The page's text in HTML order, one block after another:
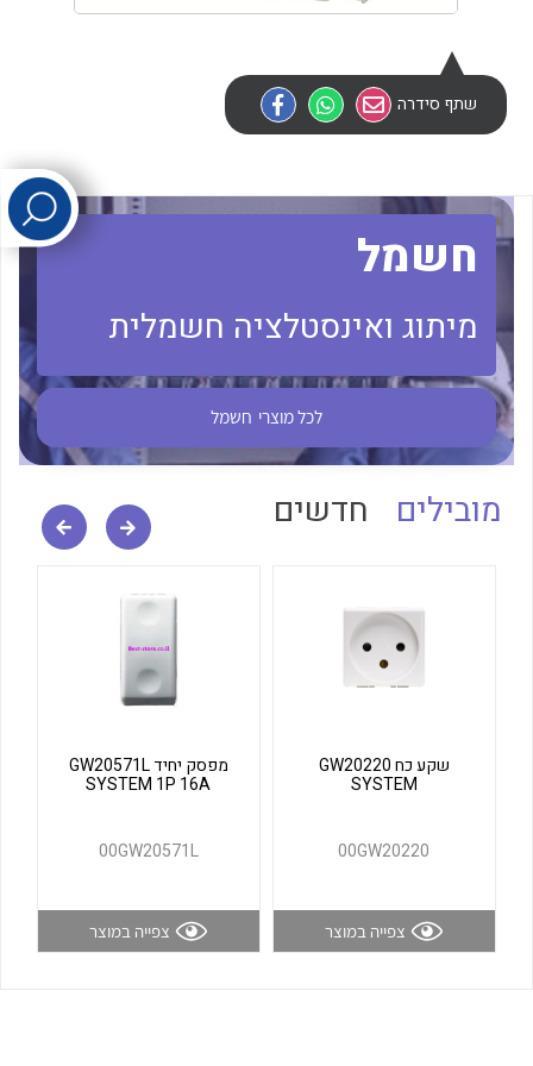
לכל מוצרי היצרן
לכל מוצרי היצרן
שתף סידרה
חשמל
מיתוג ואינסטלציה חשמלית
לכל מוצרי חשמל
מובילים חדשים
שקע כח GW20220
SYSTEM
00GW20220
צפייה במוצר
מפסק יחיד GW20571L
SYSTEM 1P 16A
00GW20571L
צפייה במוצר